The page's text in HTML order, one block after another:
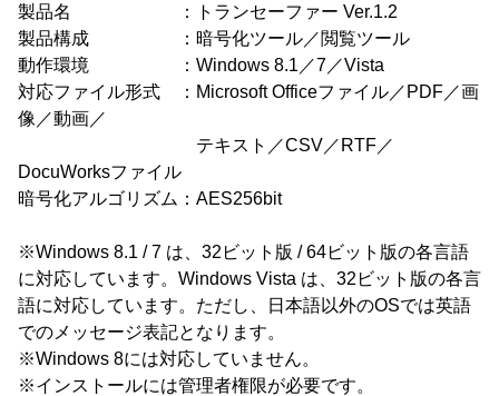
製品名 ：トランセーファー Ver.1.2
製品構成 ：暗号化ツール／閲覧ツール
動作環境 ：Windows 8.1／7／Vista
対応ファイル形式 ：Microsoft Officeファイル／PDF／画
像／動画／
テキスト／CSV／RTF／
DocuWorksファイル
暗号化アルゴリズム：AES256bit
※Windows 8.1 / 7 は、32ビット版 / 64ビット版の各言語
に対応しています。Windows Vista は、32ビット版の各言
語に対応しています。ただし、日本語以外のOSでは英語
でのメッセージ表記となります。
※Windows 8には対応していません。
※インストールには管理者権限が必要です。